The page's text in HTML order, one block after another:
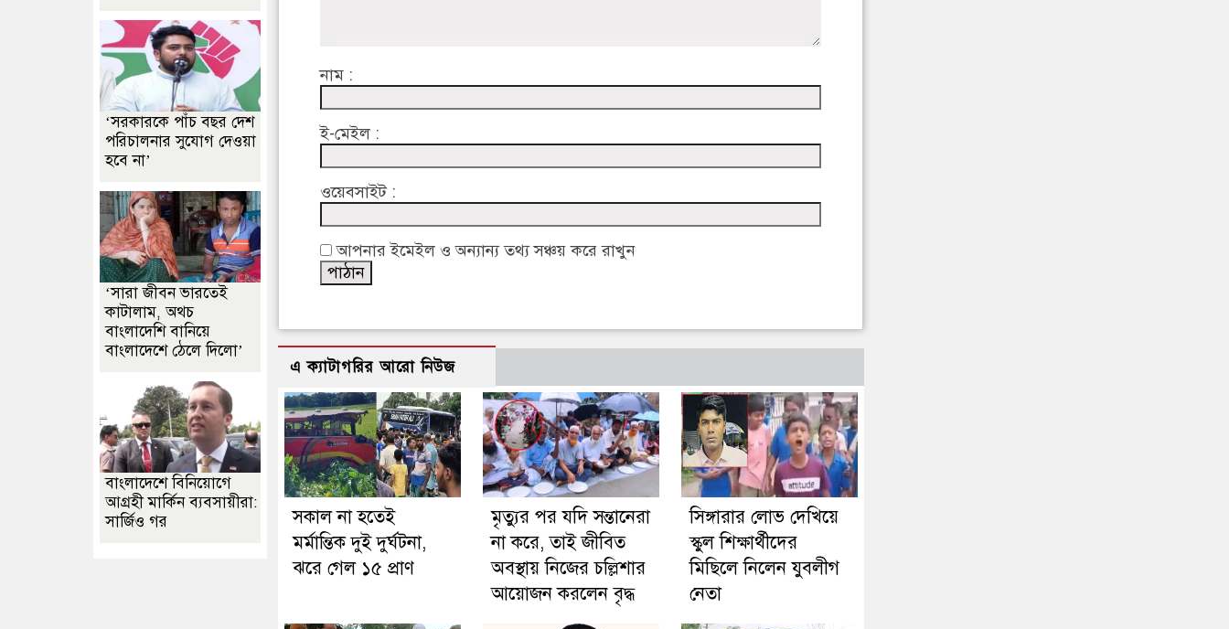
নাম :
ই-মেইল :
ওয়েবসাইট :
আপনার ইমেইল ও অন্যান্য তথ্য সঞ্চয় করে রাখুন
এ ক্যাটাগরির আরো নিউজ
সকাল না হতেই
মর্মান্তিক দুই দুর্ঘটনা,
ঝরে গেল ১৫ প্রাণ
মৃত্যুর পর যদি সন্তানেরা
না করে, তাই জীবিত
অবস্থায় নিজের চল্লিশার
আয়োজন করলেন বৃদ্ধ
সিঙ্গারার লোভ দেখিয়ে
স্কুল শিক্ষার্থীদের
মিছিলে নিলেন যুবলীগ
নেতা
‘সরকারকে পাঁচ বছর দেশ
পরিচালনার সুযোগ দেওয়া
হবে না’
‘সারা জীবন ভারতেই
কাটালাম, অথচ
বাংলাদেশি বানিয়ে
বাংলাদেশে ঠেলে দিলো’
বাংলাদেশে বিনিয়োগে
আগ্রহী মার্কিন ব্যবসায়ীরা:
সার্জিও গর